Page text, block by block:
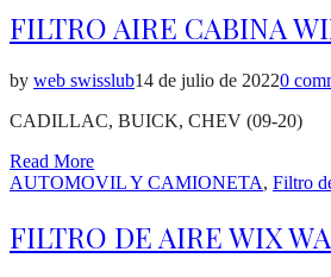
FILTRO AIRE CABINA
by web swisslub14 de julio de 20220
CADILLAC, BUICK, CHEV (09-20)
Read More
Posted
AUTOMOVIL Y CAMIONETA, Filtro
FILTRO DE AIRE WIX